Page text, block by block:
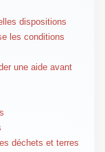
dispositions
les conditions
une aide avant
déchets et terres